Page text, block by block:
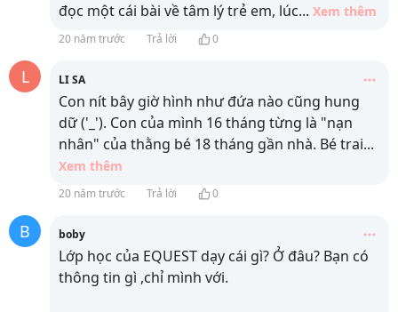
đọc một cái bài về tâm lý trẻ em, lúc... Xem thêm
20 năm trước Trả lời 0
L LI SA
Con nít bây giờ hình như đứa nào cũng hung
dữ ('_'). Con của mình 16 tháng từng là "nạn
nhân" của thằng bé 18 tháng gần nhà. Bé trai...
Xem thêm
20 năm trước Trả lời 0
B boby
Lớp học của EQUEST dạy cái gì? Ở đâu? Bạn có
thông tin gì ,chỉ mình với.